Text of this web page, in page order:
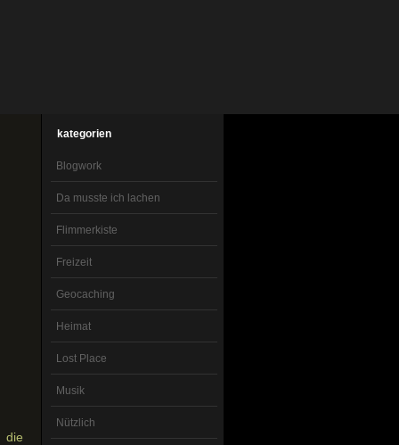
kategorien
Blogwork
Da musste ich lachen
Flimmerkiste
Freizeit
Geocaching
Heimat
Lost Place
Musik
Nützlich
die